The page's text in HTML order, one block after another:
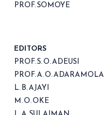
PROF. SOMOYE
EDITORS
PROF. S. O. ADEUSI
PROF. A. O. ADARAMOLA
L. B. AJAYI
M. O. OKE